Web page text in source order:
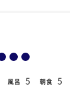
風呂 5 朝食 5